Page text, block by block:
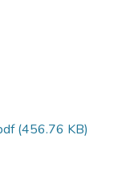
(456.76 KB)